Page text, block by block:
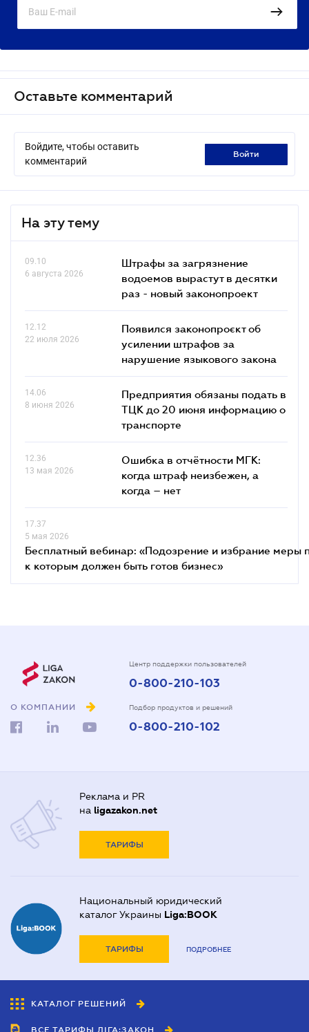
Оставьте комментарий
Войдите, чтобы оставить
комментарий
войти
На эту тему
09.10
6 августа 2026
Штрафы за загрязнение
водоемов вырастут в десятки
раз - новый законопроект
12.12
22 июля 2026
Появился законопроєкт об
усилении штрафов за
нарушение языкового закона
14.06
8 июня 2026
Предприятия обязаны подать в
ТЦК до 20 июня информацию о
транспорте
12.36
13 мая 2026
Ошибка в отчётности МГК:
когда штраф неизбежен, а
когда – нет
17.37
5 мая 2026
Бесплатный вебинар: «Подозрение и избрание меры
к которым должен быть готов бизнес»
О КОМПАНИИ
Центр поддержки пользователей
0-800-210-103
Подбор продуктов и решений
0-800-210-102
Реклама и PR
на ligazakon.net
ТАРИФЫ
Национальный юридический
каталог Украины Liga:BOOK
ТАРИФЫ ПОДРОБНЕЕ
КАТАЛОГ РЕШЕНИЙ